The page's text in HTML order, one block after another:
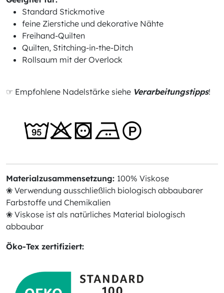
Standard Stickmotive
feine Zierstiche und dekorative Nähte
Freihand-Quilten
Quilten, Stitching-in-the-Ditch
Rollsaum mit der Overlock
☞ Empfohlene Nadelstärke siehe Verarbeitungstipps!
Materialzusammensetzung: 100% Viskose
❀ Verwendung ausschließlich biologisch abbaubarer
Farbstoffe und Chemikalien
❀ Viskose ist als natürliches Material biologisch
abbaubar
Öko-Tex zertifiziert: